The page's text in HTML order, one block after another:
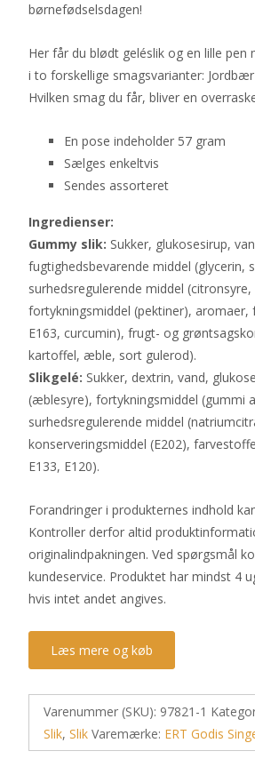
børnefødselsdagen!
Her får du blødt geléslik og en lille pen
i to forskellige smagsvarianter:
Hvilken smag du får, bliver en
En pose indeholder 57 gram
Sælges enkeltvis
Sendes assorteret
Ingredienser:
Gummy slik: Sukker, glukosesirup,
fugtighedsbevarende middel (glycerin,
surhedsregulerende middel
fortykningsmiddel (pektiner), aromaer,
E163, curcumin), frugt- og
kartoffel, æble, sort gulerod).
Slikgelé: Sukker, dextrin, vand,
(æblesyre), fortykningsmiddel (gummi
surhedsregulerende middel
konserveringsmiddel (E202),
E133, E120).
Forandringer i produkternes indhold
Kontroller derfor altid
originalindpakningen. Ved spørgsmål
kundeservice. Produktet har mindst 4
hvis intet andet angives.
Læs mere og køb
Varenummer (SKU): 97821-1
Slik, Slik Varemærke: ERT Godis